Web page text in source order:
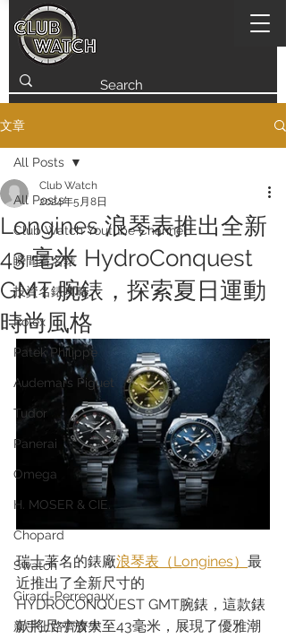
文章
All Posts
Club Watch Youtube Channel
瞬間看名錶
投資名錶攻略
Rolex
Patek Philippe
Audemars Piguet
Tudor
Panerai
Omega
H. MOSER & CIE.
Chopard
Swatch
Girard-Perregaux
新手上路齊齊學
All Posts
Longines 浪琴表推出全新
43 毫米 HydroConquest
GMT 腕錶，探索夏日運動
時尚風格
Club Watch
2024年5月8日
瑞士著名的錶廠浪琴表（Longines） 最
近推出了全新尺寸的
HYDROCONQUEST GMT腕錶，這款錶
款將尺寸放大至43毫米，展現了優雅潮